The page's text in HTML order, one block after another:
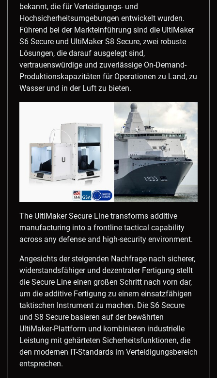
bekannt, die für Verteidigungs- und
Hochsicherheitsumgebungen entwickelt wurden.
Führend bei der Markteinführung sind die UltiMaker
S6 Secure und UltiMaker S8 Secure, zwei robuste
Lösungen, die darauf ausgelegt sind,
vertrauenswürdige und zuverlässige On-Demand-
Produktionskapazitäten für Operationen zu Land, zu
Wasser und in der Luft zu bieten.
The UltiMaker Secure Line transforms additive
manufacturing into a frontline tactical capability
across any defense and high-security environment.
Angesichts der steigenden Nachfrage nach sicherer,
widerstandsfähiger und dezentraler Fertigung stellt
die Secure Line einen großen Schritt nach vorn dar,
um die additive Fertigung zu einem einsatzfähigen
taktischen Instrument zu machen. Die S6 Secure
und S8 Secure basieren auf der bewährten
UltiMaker-Plattform und kombinieren industrielle
Leistung mit gehärteten Sicherheitsfunktionen, die
den modernen IT-Standards im Verteidigungsbereich
entsprechen.